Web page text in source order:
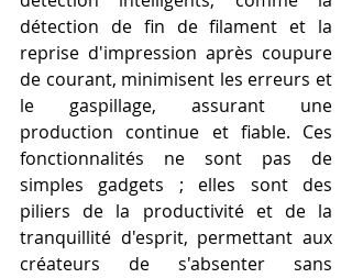
détection de fin de filament et la
reprise d'impression après coupure
de courant, minimisent les erreurs et
le gaspillage, assurant une
production continue et fiable. Ces
fonctionnalités ne sont pas de
simples gadgets ; elles sont des
piliers de la productivité et de la
tranquillité d'esprit, permettant aux
créateurs de s'absenter sans